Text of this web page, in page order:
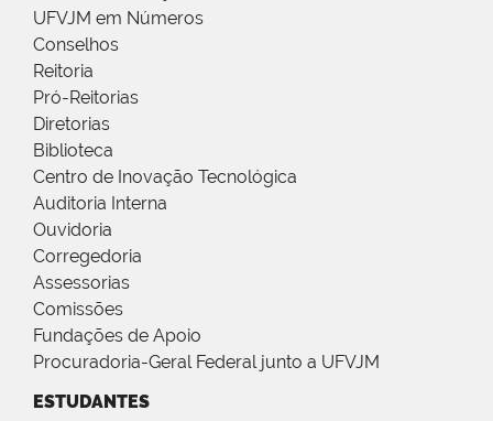
UFVJM em Números
Conselhos
Reitoria
Pró-Reitorias
Diretorias
Biblioteca
Centro de Inovação Tecnológica
Auditoria Interna
Ouvidoria
Corregedoria
Assessorias
Comissões
Fundações de Apoio
Procuradoria-Geral Federal junto a UFVJM
ESTUDANTES